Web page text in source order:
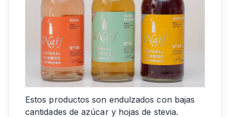
Estos productos son endulzados con bajas
cantidades de azúcar y hojas de stevia.